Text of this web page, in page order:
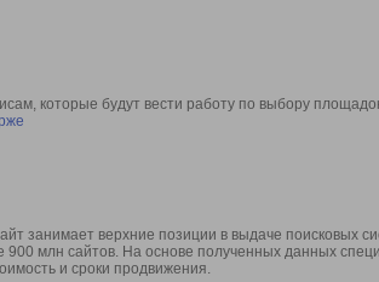
которые будут вести работу по выбору
занимает верхние позиции в выдаче поисковых
млн сайтов. На основе полученных данных
и сроки продвижения.